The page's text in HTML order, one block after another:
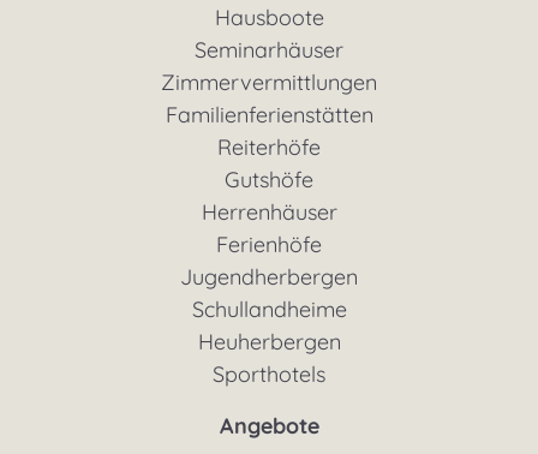
Hausboote
Seminarhäuser
Zimmervermittlungen
Familienferienstätten
Reiterhöfe
Gutshöfe
Herrenhäuser
Ferienhöfe
Jugendherbergen
Schullandheime
Heuherbergen
Sporthotels
Angebote